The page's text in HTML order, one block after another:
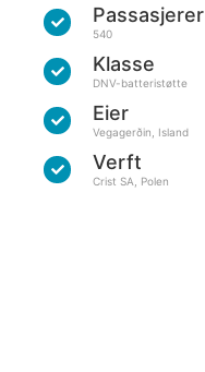
Passasjerer
540
Klasse
DNV-batteristøtte
Eier
Vegagerðin, Island
Verft
Crist SA, Polen